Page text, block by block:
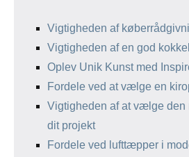
Vigtigheden af
Vigtigheden af en god
Oplev Unik Kunst med
Fordele ved at vælge en
Vigtigheden af at vælge den
dit projekt
Fordele ved lufttæpper i